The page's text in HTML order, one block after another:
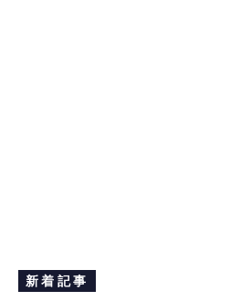
新着記事